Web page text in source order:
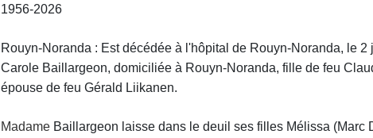
1956-2026
Rouyn-Noranda : Est décédée à l'hôpital de Rouyn-Noranda, le
Carole Baillargeon, domiciliée à Rouyn-Noranda, fille de feu
épouse de feu Gérald Liikanen.
Madame Baillargeon laisse dans le deuil ses filles Mélissa (Marc